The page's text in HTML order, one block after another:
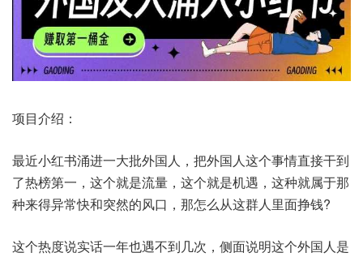
项目介绍：
最近小红书涌进一大批外国人，把外国人这个事情直接干到
了热榜第一，这个就是流量，这个就是机遇，这种就属于那
种来得异常快和突然的风口，那怎么从这群人里面挣钱?
这个热度说实话一年也遇不到几次，侧面说明这个外国人是